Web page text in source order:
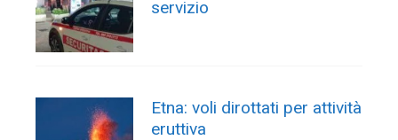
servizio
Etna: voli dirottati per attività
eruttiva